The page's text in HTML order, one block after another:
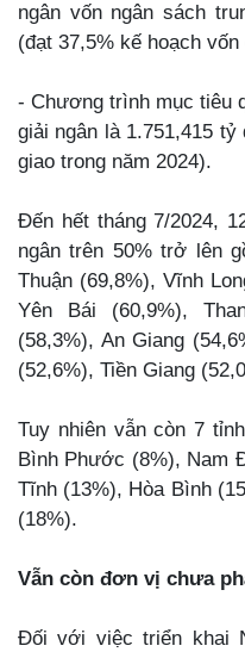
ngân vốn ngân sách
(đạt 37,5% kế hoạch
- Chương trình mục tiêu
giải ngân là 1.751,415
giao trong năm 2024).
Đến hết tháng 7/2024,
ngân trên 50% trở lên
Thuận (69,8%), Vĩnh
Yên Bái (60,9%),
(58,3%), An Giang
(52,6%), Tiền Giang
Tuy nhiên vẫn còn 7
Bình Phước (8%), Nam
Tĩnh (13%), Hòa Bình
(18%).
Vẫn còn đơn vị chưa
Đối với việc triển khai